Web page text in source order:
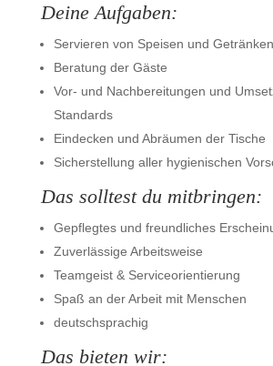
Deine Aufgaben:
Servieren von Speisen und Getränken
Beratung der Gäste
Vor- und Nachbereitungen und
Standards
Eindecken und Abräumen der Tische
Sicherstellung aller hygienischen
Das solltest du mitbringen:
Gepflegtes und freundliches
Zuverlässige Arbeitsweise
Teamgeist & Serviceorientierung
Spaß an der Arbeit mit Menschen
deutschsprachig
Das bieten wir: